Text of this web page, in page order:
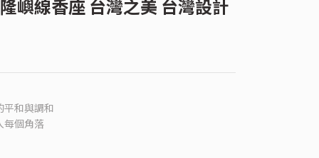
嶼線香座 台灣之美 台灣設計
平和與調和
每個角落